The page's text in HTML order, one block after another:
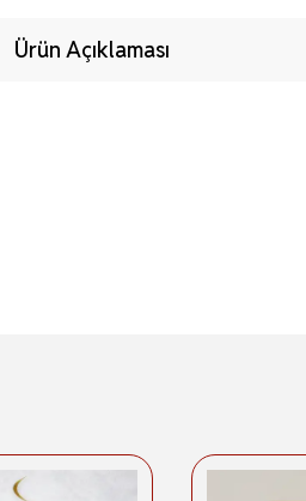
Ürün Açıklaması